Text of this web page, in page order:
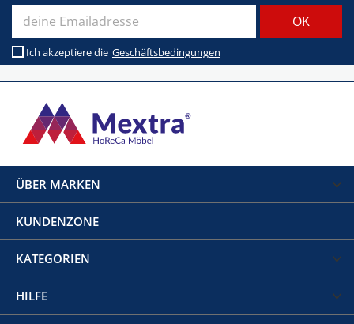
Ich akzeptiere die Geschäftsbedingungen
ÜBER MARKEN
KUNDENZONE
KATEGORIEN
HILFE